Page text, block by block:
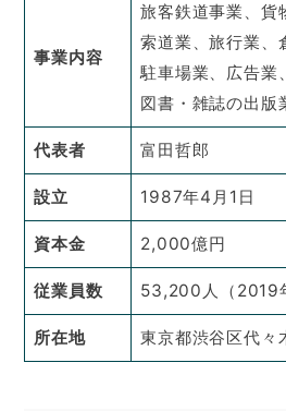
事業内容
旅客鉄道事業、貨
索道業、旅行業、
駐車場業、広告業、
図書・雑誌の出版
代表者 富田哲郎
設立 1987年4月1日
資本金 2,000億円
従業員数 53,200人（2019
所在地 東京都渋谷区代々